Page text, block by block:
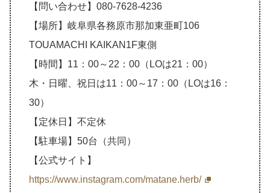
【問い合わせ】080-7628-4236
【場所】岐阜県各務原市那加東亜町106
TOUAMACHI KAIKAN1F東側
【時間】11：00～22：00（LOは21：00）
木・日曜、祝日は11：00～17：00（LOは16：
30）
【定休日】不定休
【駐車場】50台（共同）
【公式サイト】
https://www.instagram.com/matane.herb/